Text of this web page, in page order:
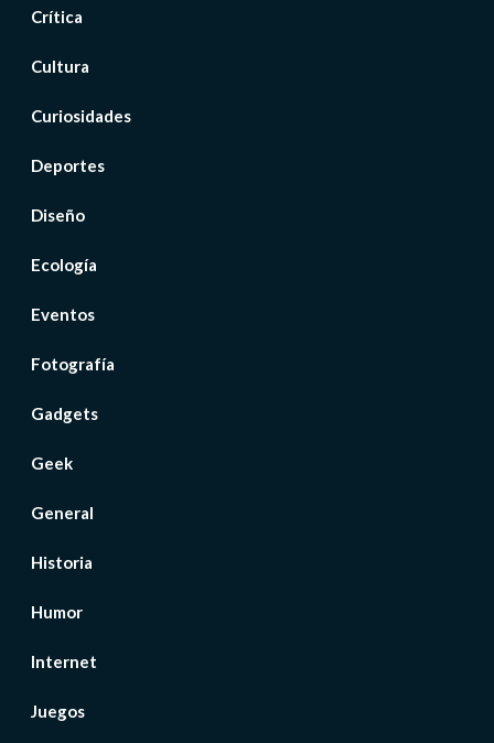
Crítica
Cultura
Curiosidades
Deportes
Diseño
Ecología
Eventos
Fotografía
Gadgets
Geek
General
Historia
Humor
Internet
Juegos